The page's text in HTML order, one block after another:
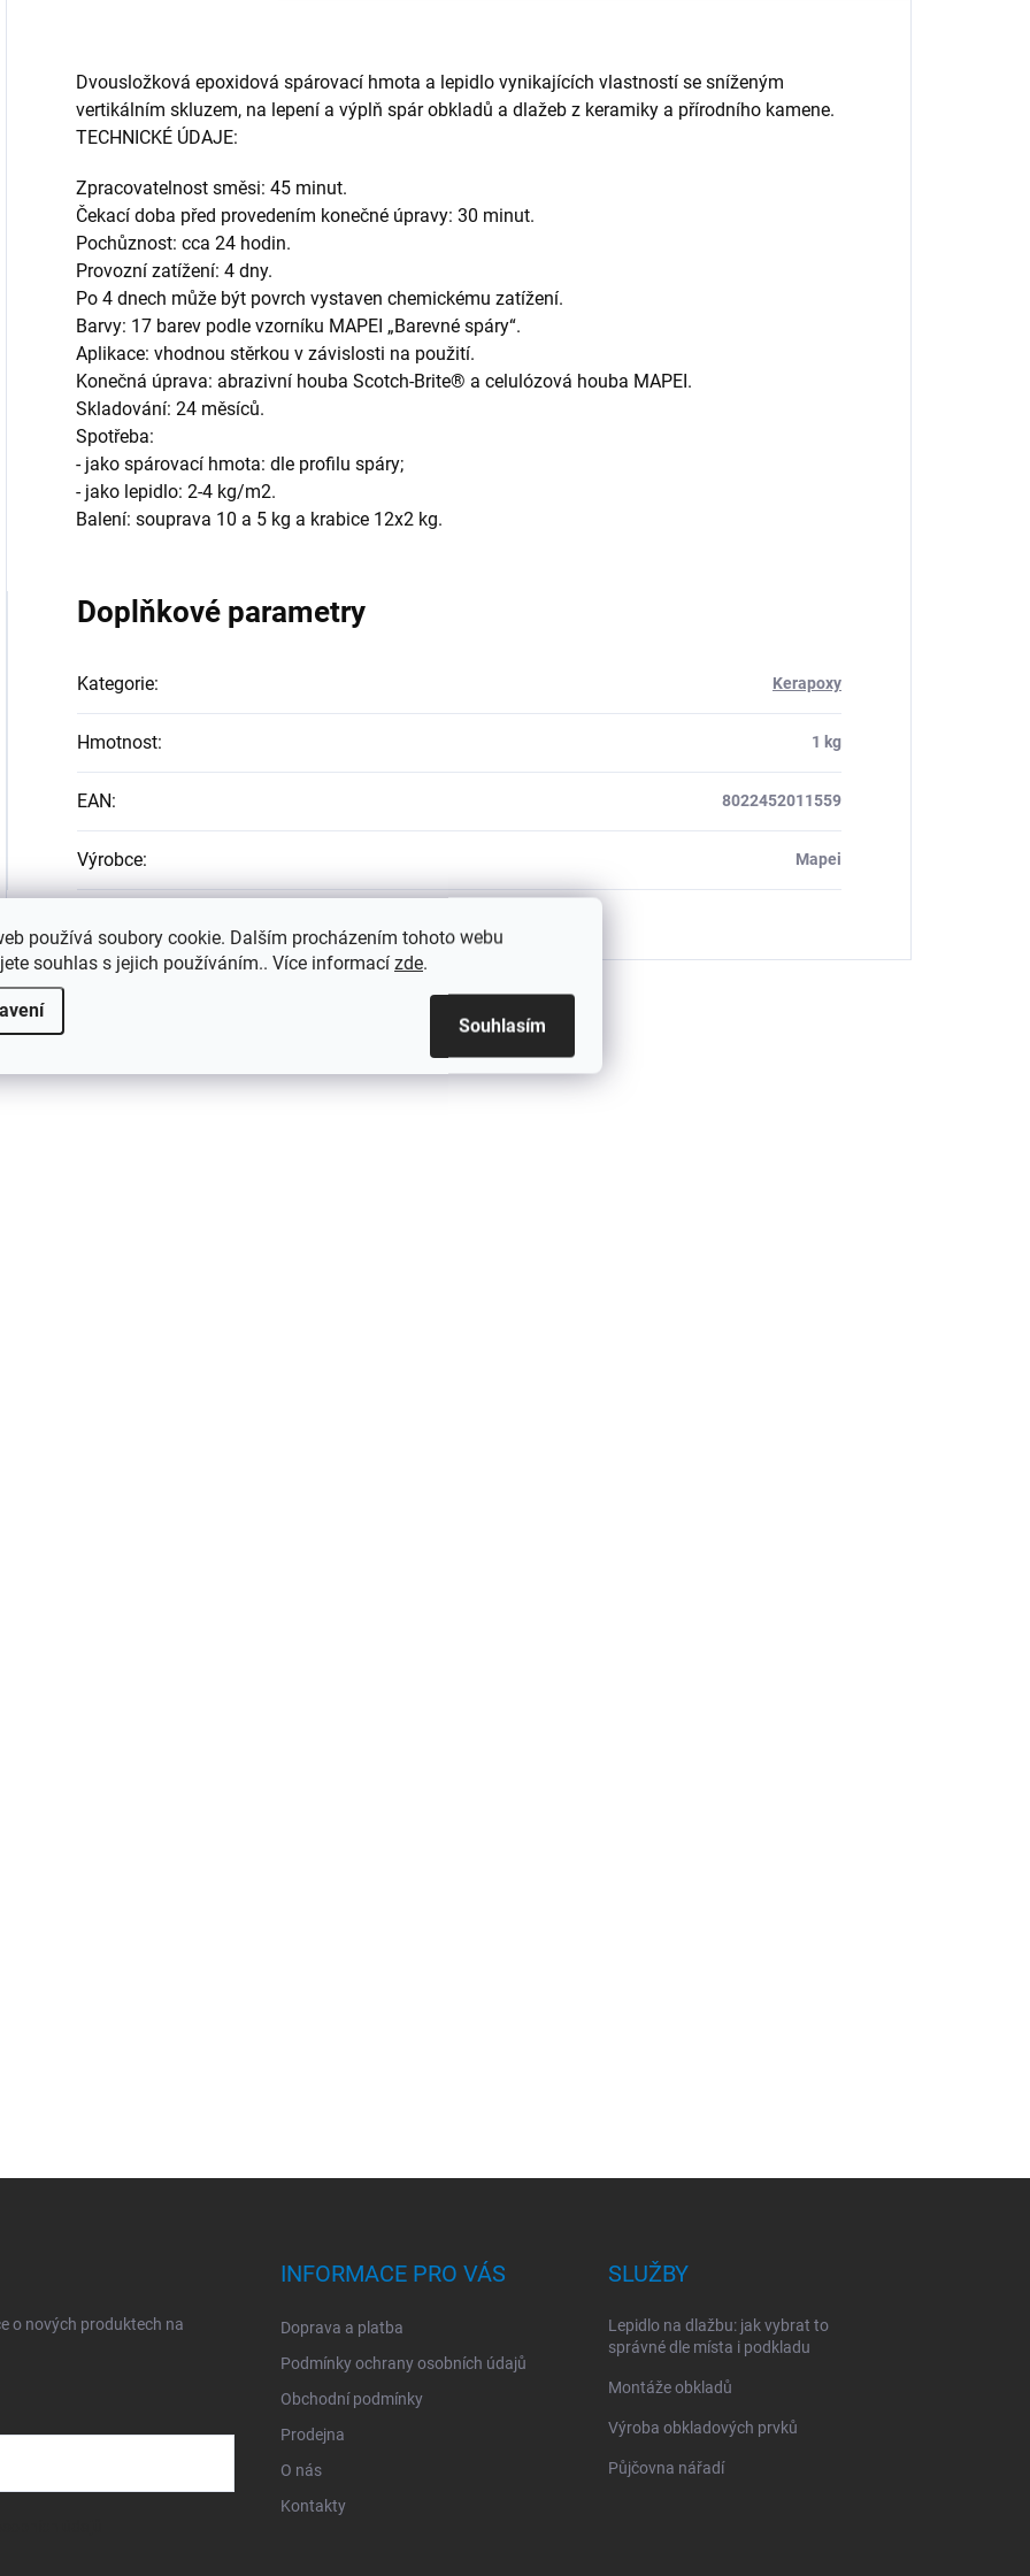
používá soubory cookie. Dalším procházením tohoto webu
souhlas s jejich používáním.. Více informací zde.
Souhlasím
Dvousložková epoxidová spárovací hmota a lepidlo vynikajících vlastností se sníženým
vertikálním skluzem, na lepení a výplň spár obkladů a dlažeb z keramiky a přírodního kamene.
TECHNICKÉ ÚDAJE:
Zpracovatelnost směsi: 45 minut.
Čekací doba před provedením konečné úpravy: 30 minut.
Pochůznost: cca 24 hodin.
Provozní zatížení: 4 dny.
Po 4 dnech může být povrch vystaven chemickému zatížení.
Barvy: 17 barev podle vzorníku MAPEI „Barevné spáry“.
Aplikace: vhodnou stěrkou v závislosti na použití.
Konečná úprava: abrazivní houba Scotch-Brite® a celulózová houba MAPEI.
Skladování: 24 měsíců.
Spotřeba:
- jako spárovací hmota: dle profilu spáry;
- jako lepidlo: 2-4 kg/m2.
Balení: souprava 10 a 5 kg a krabice 12x2 kg.
Doplňkové parametry
Kategorie: Kerapoxy
Hmotnost: 1 kg
EAN: 8022452011559
Výrobce: Mapei
o nových produktech na
INFORMACE PRO VÁS
Doprava a platba
Podmínky ochrany osobních údajů
Obchodní podmínky
Prodejna
O nás
Kontakty
SLUŽBY
Lepidlo na dlažbu: jak vybrat to
správné dle místa i podkladu
Montáže obkladů
Výroba obkladových prvků
Půjčovna nářadí